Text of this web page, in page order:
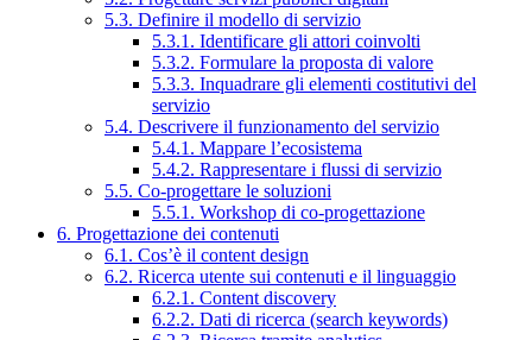
5.3. Definire il modello di servizio
5.3.1. Identificare gli attori coinvolti
5.3.2. Formulare la proposta di valore
5.3.3. Inquadrare gli elementi costitutivi del
servizio
5.4. Descrivere il funzionamento del servizio
5.4.1. Mappare l’ecosistema
5.4.2. Rappresentare i flussi di servizio
5.5. Co-progettare le soluzioni
5.5.1. Workshop di co-progettazione
6. Progettazione dei contenuti
6.1. Cos’è il content design
6.2. Ricerca utente sui contenuti e il linguaggio
6.2.1. Content discovery
6.2.2. Dati di ricerca (search keywords)